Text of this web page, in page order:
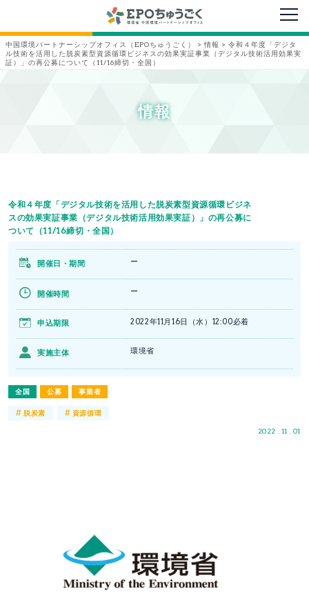
メニ
中国環境パートナーシップオフィス（EPOちゅうごく） > 情報 > 令和４年度「デジタ
ル技術を活用した脱炭素型資源循環ビジネスの効果実証事業（デジタル技術活用効果実
証）」の再公募について（11/16締切・全国）
情報
令和４年度「デジタル技術を活用した脱炭素型資源循環ビジネ
スの効果実証事業（デジタル技術活用効果実証）」の再公募に
ついて（11/16締切・全国）
全国 公募 事業者
2022 . 11 . 01
開催日・期間 ー
開催時間 ー
申込期限 2022年11月16日（水）12:00必着
実施主体 環境省
#脱炭素 # 資源循環